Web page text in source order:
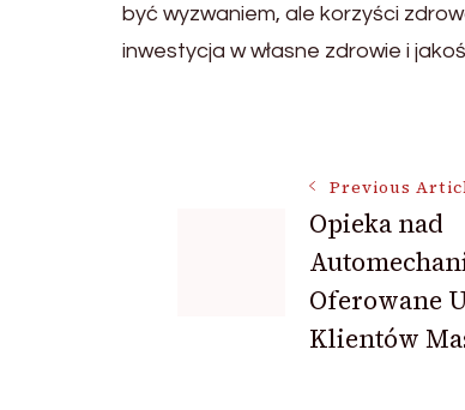
być wyzwaniem, ale korzyści
inwestycja w własne zdrowie i
Navigation
Previous
Opieka nad
Oferowane
Klientów